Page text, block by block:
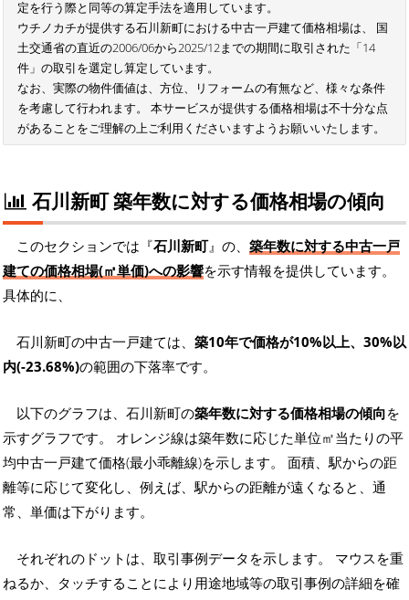
定を行う際と同等の算定手法を適用しています。
ウチノカチが提供する石川新町における中古一戸建て価格相場は、 国
土交通省の直近の2006/06から2025/12までの期間に取引された「14
件」の取引を選定し算定しています。
なお、実際の物件価値は、方位、リフォームの有無など、様々な条件
を考慮して行われます。 本サービスが提供する価格相場は不十分な点
があることをご理解の上ご利用くださいますようお願いいたします。
石川新町 築年数に対する価格相場の傾向
このセクションでは『石川新町』の、 築年数に対する中古一戸
建ての価格相場(㎡単価)への影響を示す情報を提供しています。
具体的に、
石川新町の中古一戸建ては、 築10年で価格が10%以上、30%以
内(-23.68%)の範囲の下落率です。
以下のグラフは、石川新町の築年数に対する価格相場の傾向を
示すグラフです。 オレンジ線は築年数に応じた単位㎡当たりの平
均中古一戸建て価格(最小乖離線)を示します。 面積、駅からの距
離等に応じて変化し、例えば、駅からの距離が遠くなると、通
常、単価は下がります。
それぞれのドットは、取引事例データを示します。 マウスを重
ねるか、タッチすることにより用途地域等の取引事例の詳細を確